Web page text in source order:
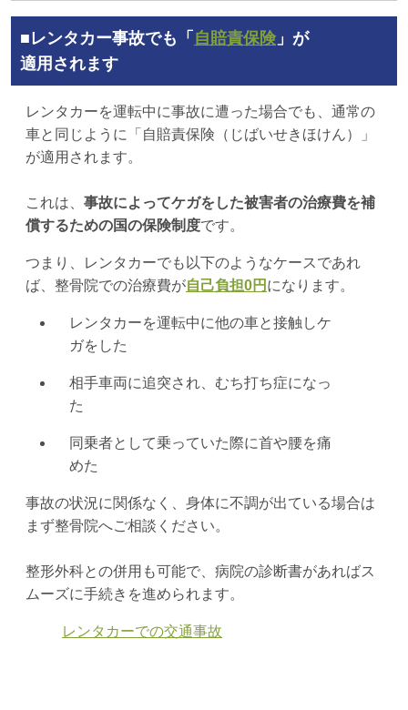
■レンタカー事故でも「 自賠責保険 」が
適用されます
レンタカーを運転中に事故に遭った場合でも、通常の
車と同じように「自賠責保険（じばいせきほけん）」
が適用されます。
これは、 事故によってケガをした被害者の治療費を補
償するための国の保険制度です。
つまり、レンタカーでも以下のようなケースであれ
ば、整骨院での治療費が自己負担0円 になります。
レンタカーを運転中に他の車と接触しケ
ガをした
相手車両に追突され、むち打ち症になっ
た
同乗者として乗っていた際に首や腰を痛
めた
事故の状況に関係なく、身体に不調が出ている場合は
まず整骨院へご相談ください。
整形外科との併用も可能で、病院の診断書があればス
ムーズに手続きを進められます。
レンタカーでの交通事故